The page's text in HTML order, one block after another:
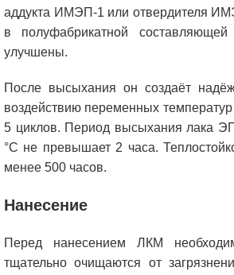
аддукта ИМЭП-1 или отвердителя
в полуфабрикатной
улучшены.
После высыхания он создаёт
воздействию переменных
5 циклов. Период высыхания лака
°С не превышает 2 часа.
менее 500 часов.
Нанесение
Перед нанесением ЛКМ
тщательно очищаются от